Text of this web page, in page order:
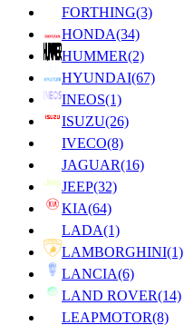
FORTHING(3)
HONDA(34)
HUMMER(2)
HYUNDAI(67)
INEOS(1)
ISUZU(26)
IVECO(8)
JAGUAR(16)
JEEP(32)
KIA(64)
LADA(1)
LAMBORGHINI(1)
LANCIA(6)
LAND ROVER(14)
LEAPMOTOR(8)